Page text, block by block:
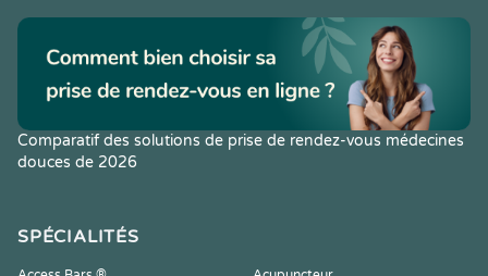
Comparatif des solutions de prise de rendez-vous médecines
douces de 2026
SPÉCIALITÉS